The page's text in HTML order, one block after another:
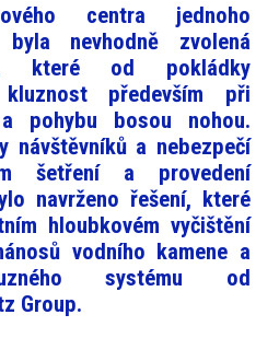
centra jednoho
nevhodně zvolená
které od pokládky
především při
pohybu bosou nohou.
návštěvníků a nebezpečí
šetření a provedení
navrženo řešení, které
hloubkovém vyčištění
vodního kamene a
systému od
Group.